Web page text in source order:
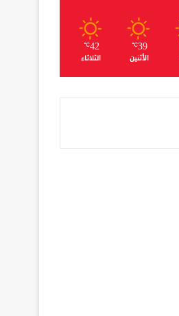
39
℃
الأثنين
42
℃
الثلاثاء